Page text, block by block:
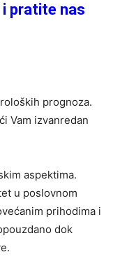
i pratite nas
prognoza.
Vam izvanredan
aspektima.
u poslovnom
prihodima i
dok